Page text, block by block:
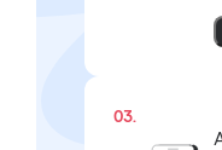
03.